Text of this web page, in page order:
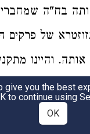
אותה בח"ה
של פרקים
והיינו
נקשר למעלה.
שכבר היו
give you the best
to continue using
OK